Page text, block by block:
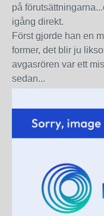
på
igång direkt.
Först gjorde han en
former, det blir ju
avgasrören var ett
sedan...